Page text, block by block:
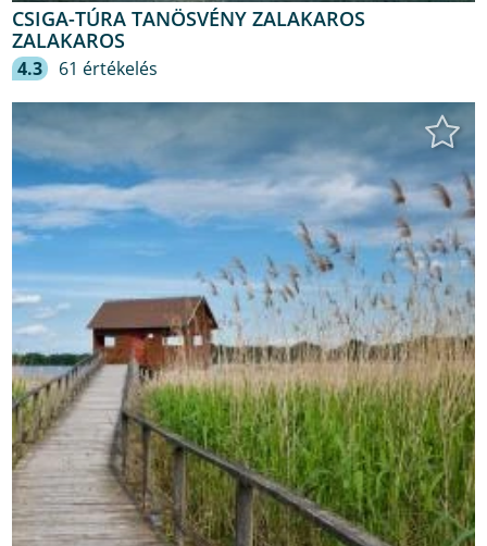
CSIGA-TÚRA TANÖSVÉNY ZALAKAROS
ZALAKAROS
4.3 61 értékelés